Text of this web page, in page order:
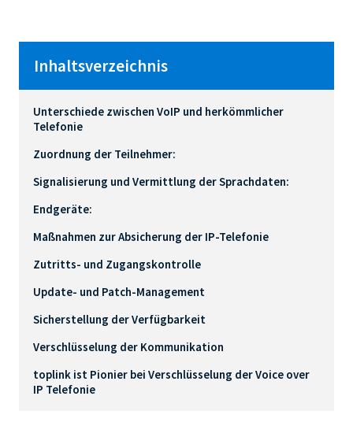
Inhaltsverzeichnis
Unterschiede zwischen VoIP und herkömmlicher
Telefonie
Zuordnung der Teilnehmer:
Signalisierung und Vermittlung der Sprachdaten:
Endgeräte:
Maßnahmen zur Absicherung der IP-Telefonie
Zutritts- und Zugangskontrolle
Update- und Patch-Management
Sicherstellung der Verfügbarkeit
Verschlüsselung der Kommunikation
toplink ist Pionier bei Verschlüsselung der Voice over
IP Telefonie